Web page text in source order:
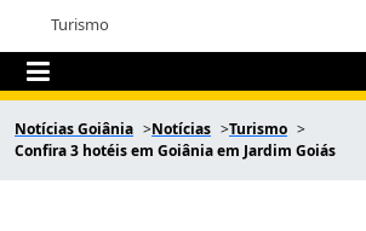
Turismo
Notícias Goiânia Notícias
Turismo
Confira 3 hotéis em Goiânia em Jardim Goiás